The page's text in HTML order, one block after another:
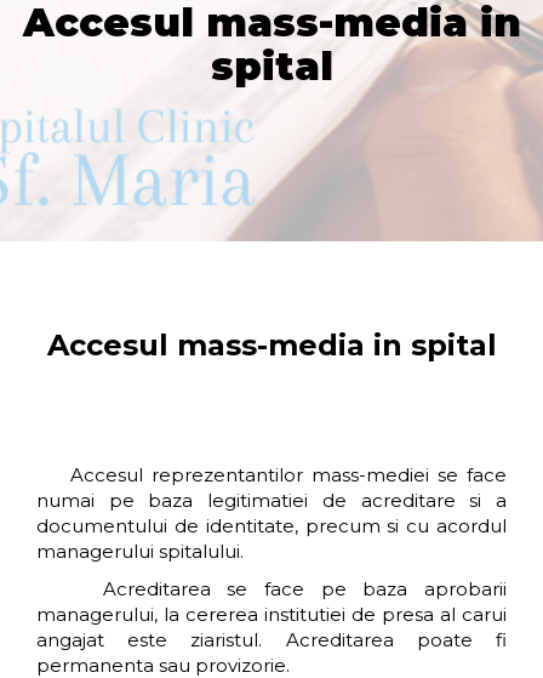
Accesul mass-media in
spital
Accesul mass-media in spital
Accesul reprezentantilor mass-mediei se face
numai pe baza legitimatiei de acreditare si a
documentului de identitate, precum si cu acordul
managerului spitalului.
Acreditarea se face pe baza aprobarii
managerului, la cererea institutiei de presa al carui
angajat este ziaristul. Acreditarea poate fi
permanenta sau provizorie.